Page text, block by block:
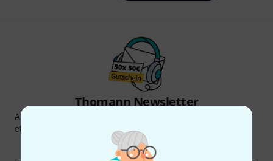
Thomann Newsletter
Abonniere den Thomann Newsletter und gewinne mit
etwas Glück einen von
50 Gutscheinen
Inspirierende Beiträge
Deals